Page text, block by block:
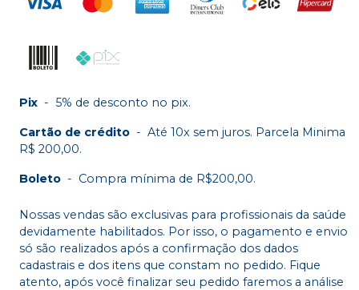
Pix - 5% de desconto no pix.
Cartão de crédito - Até 10x sem juros. Parcela Minima
R$ 200,00.
Boleto - Compra mínima de R$200,00.
Nossas vendas são exclusivas para profissionais da saúde
devidamente habilitados. Por isso, o pagamento e envio
só são realizados após a confirmação dos dados
cadastrais e dos itens que constam no pedido. Fique
atento, após você finalizar seu pedido faremos a análise